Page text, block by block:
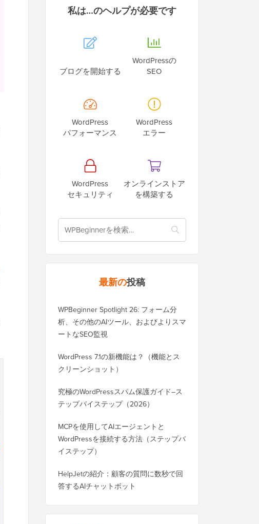
私は…のヘルプが必要です
ブログを開始する
WordPressの
SEO
WordPress
パフォーマンス
WordPress
エラー
WordPress
セキュリティ
オンラインストア
を構築する
最新の投稿
WPBeginner Spotlight 26: フォーム分
析、その他のAIツール、およびよりスマ
ートなSEO監視
WordPress 7.1の新機能は？（機能とス
クリーンショット）
究極のWordPressスパム保護ガイド–ス
テップバイステップ（2026）
MCPを使用してAIエージェントと
WordPressを接続する方法（ステップバ
イステップ）
HelpJetの紹介：顧客の質問に数秒で回
答するAIチャットボット